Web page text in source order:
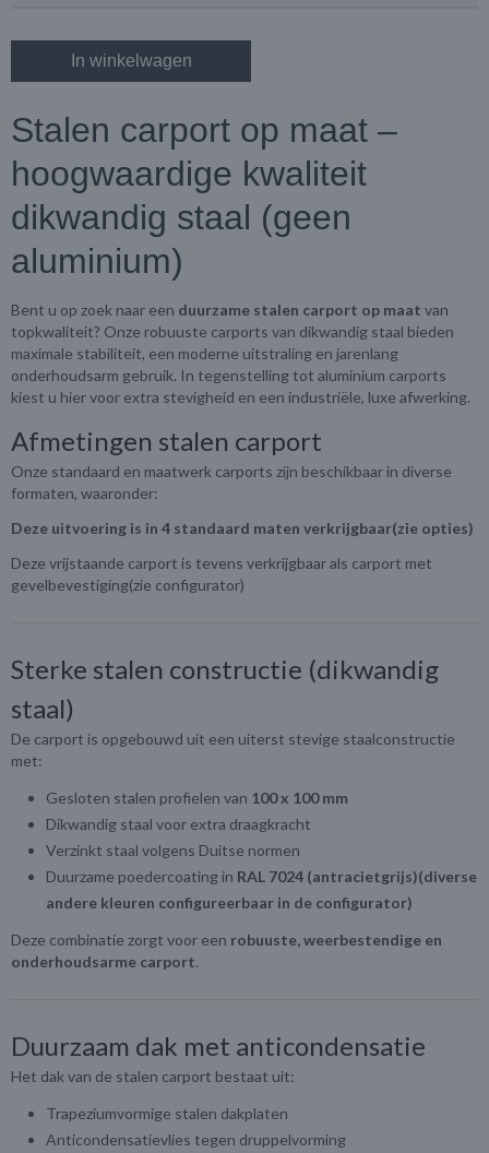
In winkelwagen
Stalen carport op maat –
hoogwaardige kwaliteit
dikwandig staal (geen
aluminium)
Bent u op zoek naar een duurzame stalen carport op maat van
topkwaliteit? Onze robuuste carports van dikwandig staal bieden
maximale stabiliteit, een moderne uitstraling en jarenlang
onderhoudsarm gebruik. In tegenstelling tot aluminium carports
kiest u hier voor extra stevigheid en een industriële, luxe afwerking.
Afmetingen stalen carport
Onze standaard en maatwerk carports zijn beschikbaar in diverse
formaten, waaronder:
Deze uitvoering is in 4 standaard maten verkrijgbaar(zie opties)
Deze vrijstaande carport is tevens verkrijgbaar als carport met
gevelbevestiging(zie configurator)
Sterke stalen constructie (dikwandig
staal)
De carport is opgebouwd uit een uiterst stevige staalconstructie
met:
Gesloten stalen profielen van 100 x 100 mm
Dikwandig staal voor extra draagkracht
Verzinkt staal volgens Duitse normen
Duurzame poedercoating in RAL 7024 (antracietgrijs)(diverse
andere kleuren configureerbaar in de configurator)
Deze combinatie zorgt voor een robuuste, weerbestendige en
onderhoudsarme carport.
Duurzaam dak met anticondensatie
Het dak van de stalen carport bestaat uit:
Trapeziumvormige stalen dakplaten
Anticondensatievlies tegen druppelvorming